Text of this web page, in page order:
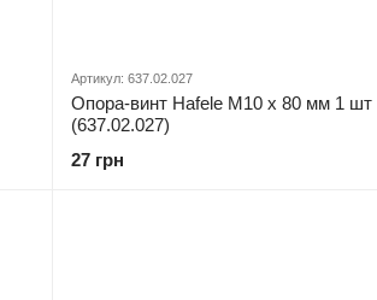
Артикул: 637.02.027
Опора-винт Hafele М10 х 80 мм 1 шт
(637.02.027)
27 грн